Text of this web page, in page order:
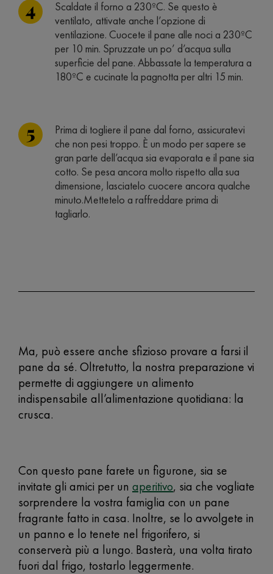
Scaldate il forno a 230ºC. Se questo è
ventilato, attivate anche l’opzione di
ventilazione. Cuocete il pane alle noci a 230ºC
per 10 min. Spruzzate un po’ d’acqua sulla
superficie del pane. Abbassate la temperatura a
180ºC e cucinate la pagnotta per altri 15 min.
Prima di togliere il pane dal forno, assicuratevi
che non pesi troppo. È un modo per sapere se
gran parte dell’acqua sia evaporata e il pane sia
cotto. Se pesa ancora molto rispetto alla sua
dimensione, lasciatelo cuocere ancora qualche
minuto.Mettetelo a raffreddare prima di
tagliarlo.
Ma, può essere anche sfizioso provare a farsi il
pane da sé. Oltretutto, la nostra preparazione vi
permette di aggiungere un alimento
indispensabile all’alimentazione quotidiana: la
crusca.
Con questo pane farete un figurone, sia se
invitate gli amici per un aperitivo, sia che vogliate
sorprendere la vostra famiglia con un pane
fragrante fatto in casa. Inoltre, se lo avvolgete in
un panno e lo tenete nel frigorifero, si
conserverà più a lungo. Basterà, una volta tirato
fuori dal frigo, tostarlo leggermente.